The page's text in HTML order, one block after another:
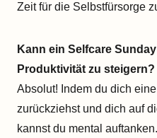
Zeit für die Selbstfürsorge
Kann ein Selfcare
Produktivität zu steigern?
Absolut! Indem du dich
zurückziehst und dich auf
kannst du mental